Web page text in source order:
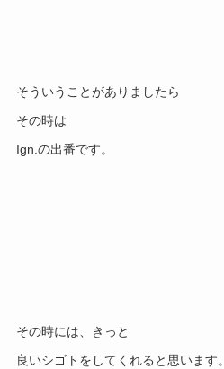
そういうことがありましたら
その時は
Ign.の出番です。
その時には、きっと
良いシゴトをしてくれると思います。